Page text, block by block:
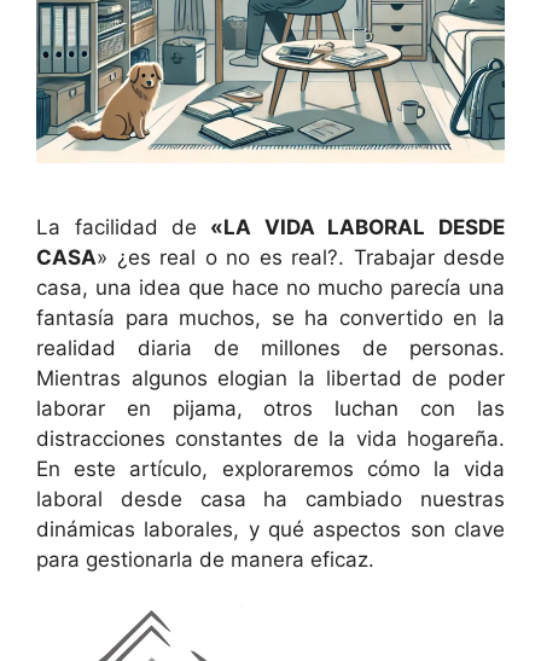
La facilidad de «LA VIDA LABORAL DESDE
CASA» ¿es real o no es real?. Trabajar desde
casa, una idea que hace no mucho parecía una
fantasía para muchos, se ha convertido en la
realidad diaria de millones de personas.
Mientras algunos elogian la libertad de poder
laborar en pijama, otros luchan con las
distracciones constantes de la vida hogareña.
En este artículo, exploraremos cómo la vida
laboral desde casa ha cambiado nuestras
dinámicas laborales, y qué aspectos son clave
para gestionarla de manera eficaz.